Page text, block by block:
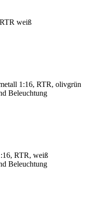
weiß
1:16, RTR, olivgrün
Beleuchtung
RTR, weiß
Beleuchtung